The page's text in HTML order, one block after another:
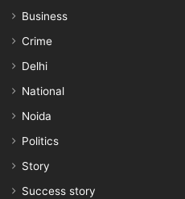
Business
Crime
Delhi
National
Noida
Politics
Story
Success story